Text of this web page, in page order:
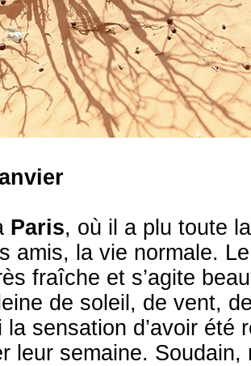
Paris, où il a plu toute
amis, la vie normale.
fraîche et s’agite
de soleil, de vent,
la sensation d’avoir
leur semaine.